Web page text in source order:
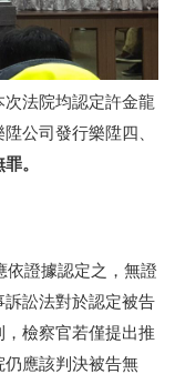
法院均認定許金龍
公司發行樂陞四、
。
依證據認定之，無證
訟法對於認定被告
檢察官若僅提出推
應該判決被告無